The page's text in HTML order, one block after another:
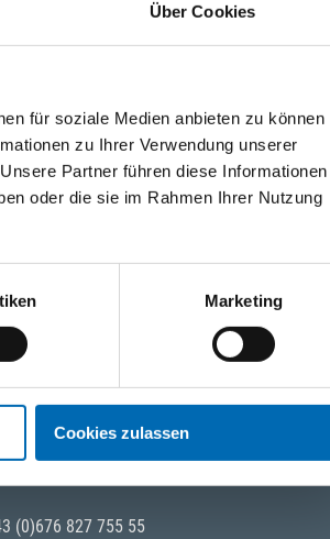
Über Cookies
für soziale Medien anbieten zu können
zu Ihrer Verwendung unserer
Partner führen diese Informationen
oder die sie im Rahmen Ihrer Nutzung
Marketing
Cookies zulassen
informiert! E-Mail eingeben
(0)676 827 755 55